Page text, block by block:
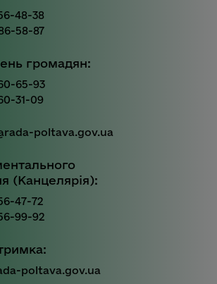
48-38
58-87
громадян:
65-93
31-09
poltava.gov.ua
(Канцелярія):
47-72
99-92
poltava.gov.ua